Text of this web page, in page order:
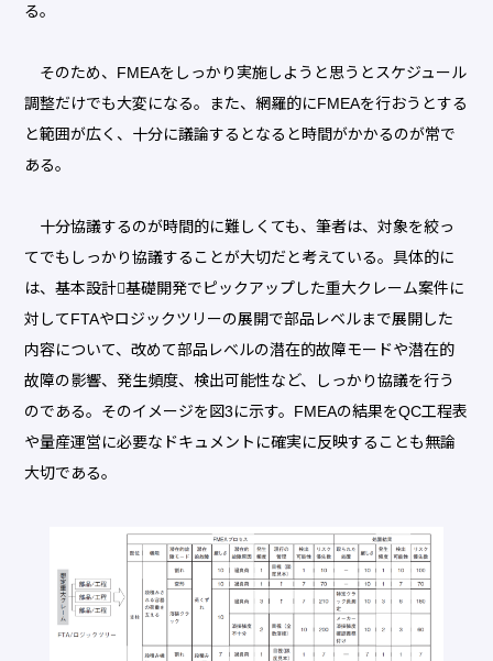
る。
そのため、FMEAをしっかり実施しようと思うとスケジュール
調整だけでも大変になる。また、網羅的にFMEAを行おうとする
と範囲が広く、十分に議論するとなると時間がかかるのが常で
ある。
十分協議するのが時間的に難しくても、筆者は、対象を絞っ
てでもしっかり協議することが大切だと考えている。具体的に
は、基本設計􀃶基礎開発でピックアップした重大クレーム案件に
対してFTAやロジックツリーの展開で部品レベルまで展開した
内容について、改めて部品レベルの潜在的故障モードや潜在的
故障の影響、発生頻度、検出可能性など、しっかり協議を行う
のである。そのイメージを図3に示す。FMEAの結果をQC工程表
や量産運営に必要なドキュメントに確実に反映することも無論
大切である。